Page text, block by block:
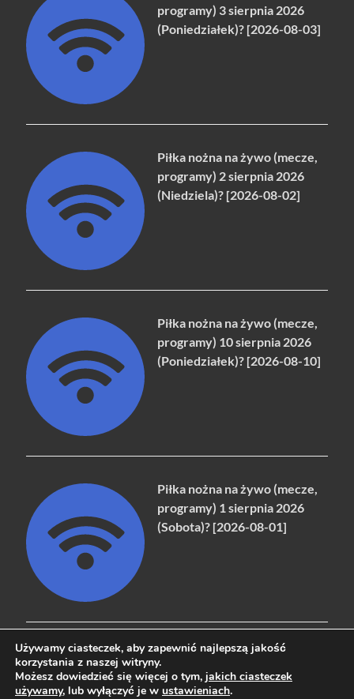
programy) 3 sierpnia 2026
(Poniedziałek)? [2026-08-03]
Piłka nożna na żywo (mecze,
programy) 2 sierpnia 2026
(Niedziela)? [2026-08-02]
Piłka nożna na żywo (mecze,
programy) 10 sierpnia 2026
(Poniedziałek)? [2026-08-10]
Piłka nożna na żywo (mecze,
programy) 1 sierpnia 2026
(Sobota)? [2026-08-01]
Copyright © 2026naziemna.info - Telewizja cyfrowa, Radio,
Używamy ciasteczek, aby zapewnić najlepszą jakość
korzystania z naszej witryny.
Możesz dowiedzieć się więcej o tym, jakich ciasteczek
używamy, lub wyłączyć je w ustawieniach.